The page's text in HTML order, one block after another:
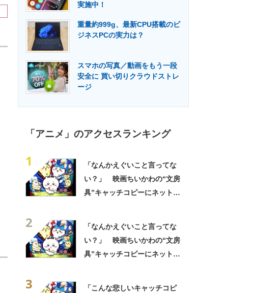
実施中！
重量約999g、最新CPU搭載のビ
ジネスPCの実力は？
スマホの写真／動画をもう一段
安全に 買い切りクラウドストレ
ージ
「アニメ」のアクセスランキング
1
「なんかえぐいこと言ってな
い？」 映画ちいかわの“文房
具”キャッチコピーにネット騒
2
「なんかえぐいこと言ってな
い？」 映画ちいかわの“文房
具”キャッチコピーにネット騒
3
「こんな悲しいキャッチコピ